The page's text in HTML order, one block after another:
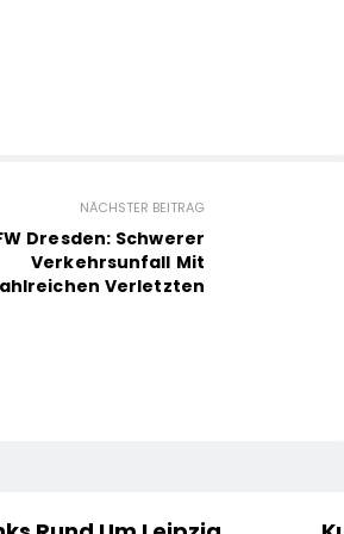
NÄCHSTER BEITRAG
Dresden: Schwerer
Verkehrsunfall Mit
Verletzten